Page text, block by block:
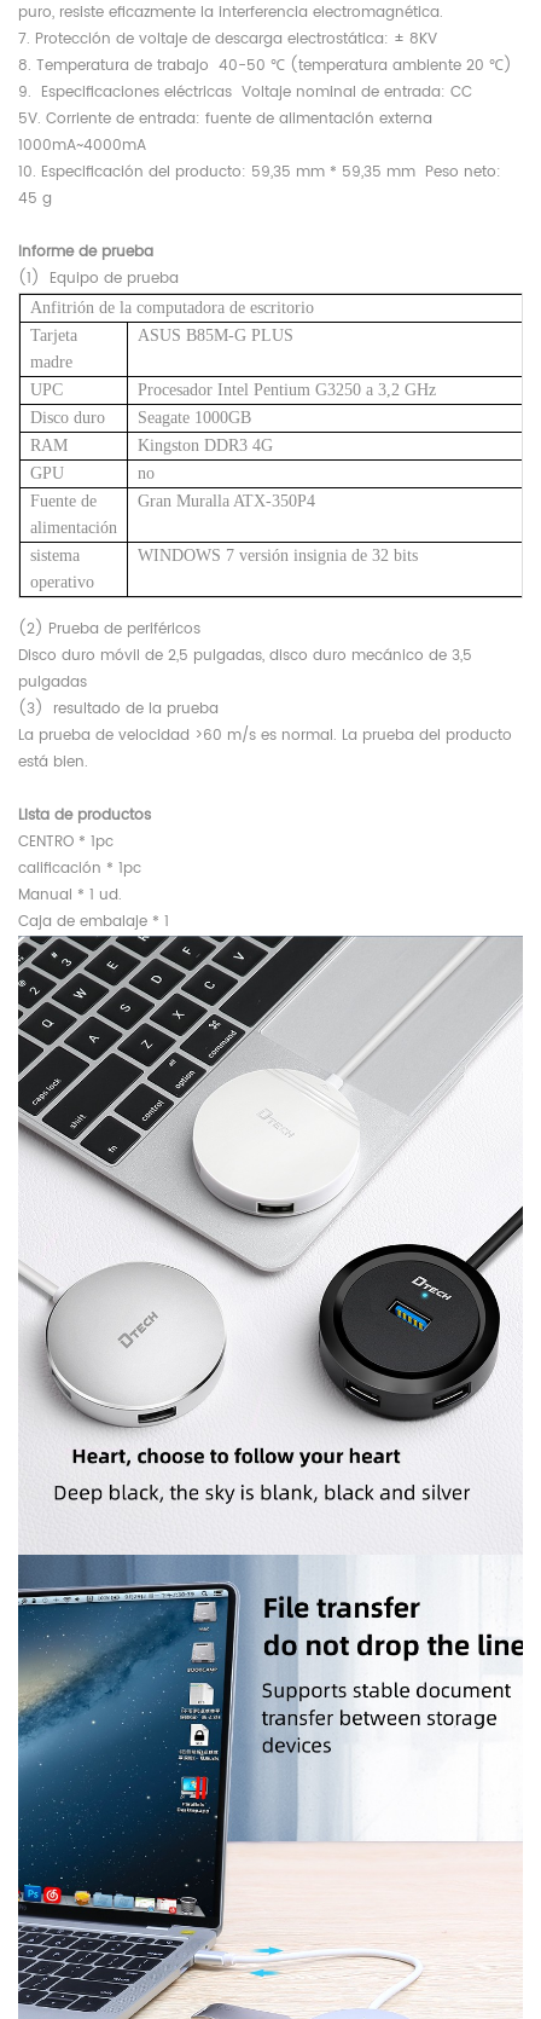
puro, resiste eficazmente la interferencia electromagnética.
7. Protección de voltaje de descarga electrostática: ± 8KV
8. Temperatura de trabajo 40-50 ℃ (temperatura ambiente 20 ℃)
9. Especificaciones eléctricas Voltaje nominal de entrada: CC
5V. Corriente de entrada: fuente de alimentación externa
1000mA~4000mA
10. Especificación del producto: 59,35 mm * 59,35 mm Peso neto:
45 g
Informe de prueba
(1) Equipo de prueba
Anfitrión de la computadora de escritorio
Tarjeta
madre
ASUS B85M-G PLUS
UPC
Procesador Intel Pentium G3250 a 3,2 GHz
Disco duro
Seagate 1000GB
RAM
Kingston DDR3 4G
GPU
no
Fuente de
alimentación
Gran Muralla ATX-350P4
sistema
operativo
WINDOWS 7 versión insignia de 32 bits
(2) Prueba de periféricos
Disco duro móvil de 2,5 pulgadas, disco duro mecánico de 3,5
pulgadas
(3) resultado de la prueba
La prueba de velocidad >60 m/s es normal. La prueba del producto
está bien.
Lista de productos
CENTRO * 1pc
calificación * 1pc
Manual * 1 ud.
Caja de embalaje * 1